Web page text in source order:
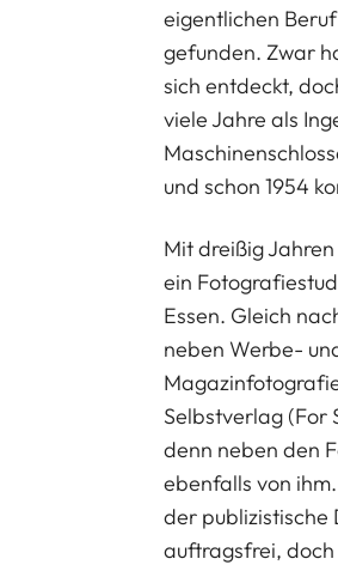
eigentlichen
gefunden. Zwar
sich entdeckt,
viele Jahre als
und schon 1954
Mit dreißig
ein
Essen. Gleich
neben Werbe-
Selbstverlag (For
denn neben den
ebenfalls von
der publizistische
auftragsfrei, doch